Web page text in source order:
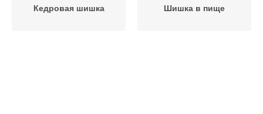
Кедровая шишка Шишка в пище